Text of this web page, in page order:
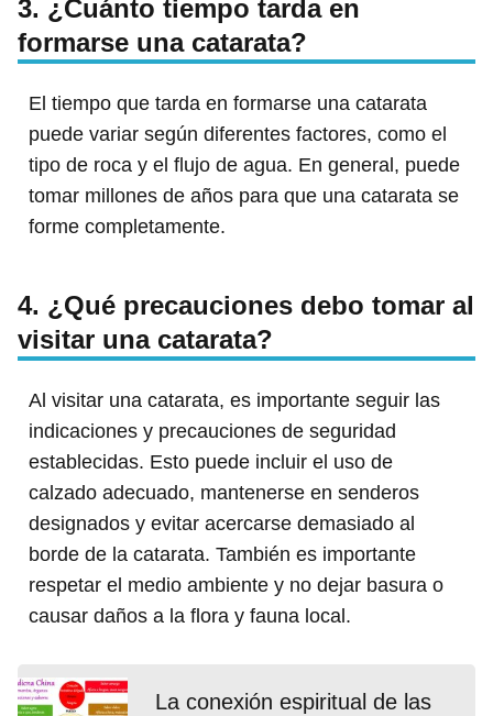
3. ¿Cuánto tiempo tarda en
formarse una catarata?
El tiempo que tarda en formarse una catarata
puede variar según diferentes factores, como el
tipo de roca y el flujo de agua. En general, puede
tomar millones de años para que una catarata se
forme completamente.
4. ¿Qué precauciones debo tomar al
visitar una catarata?
Al visitar una catarata, es importante seguir las
indicaciones y precauciones de seguridad
establecidas. Esto puede incluir el uso de
calzado adecuado, mantenerse en senderos
designados y evitar acercarse demasiado al
borde de la catarata. También es importante
respetar el medio ambiente y no dejar basura o
causar daños a la flora y fauna local.
La conexión espiritual de las